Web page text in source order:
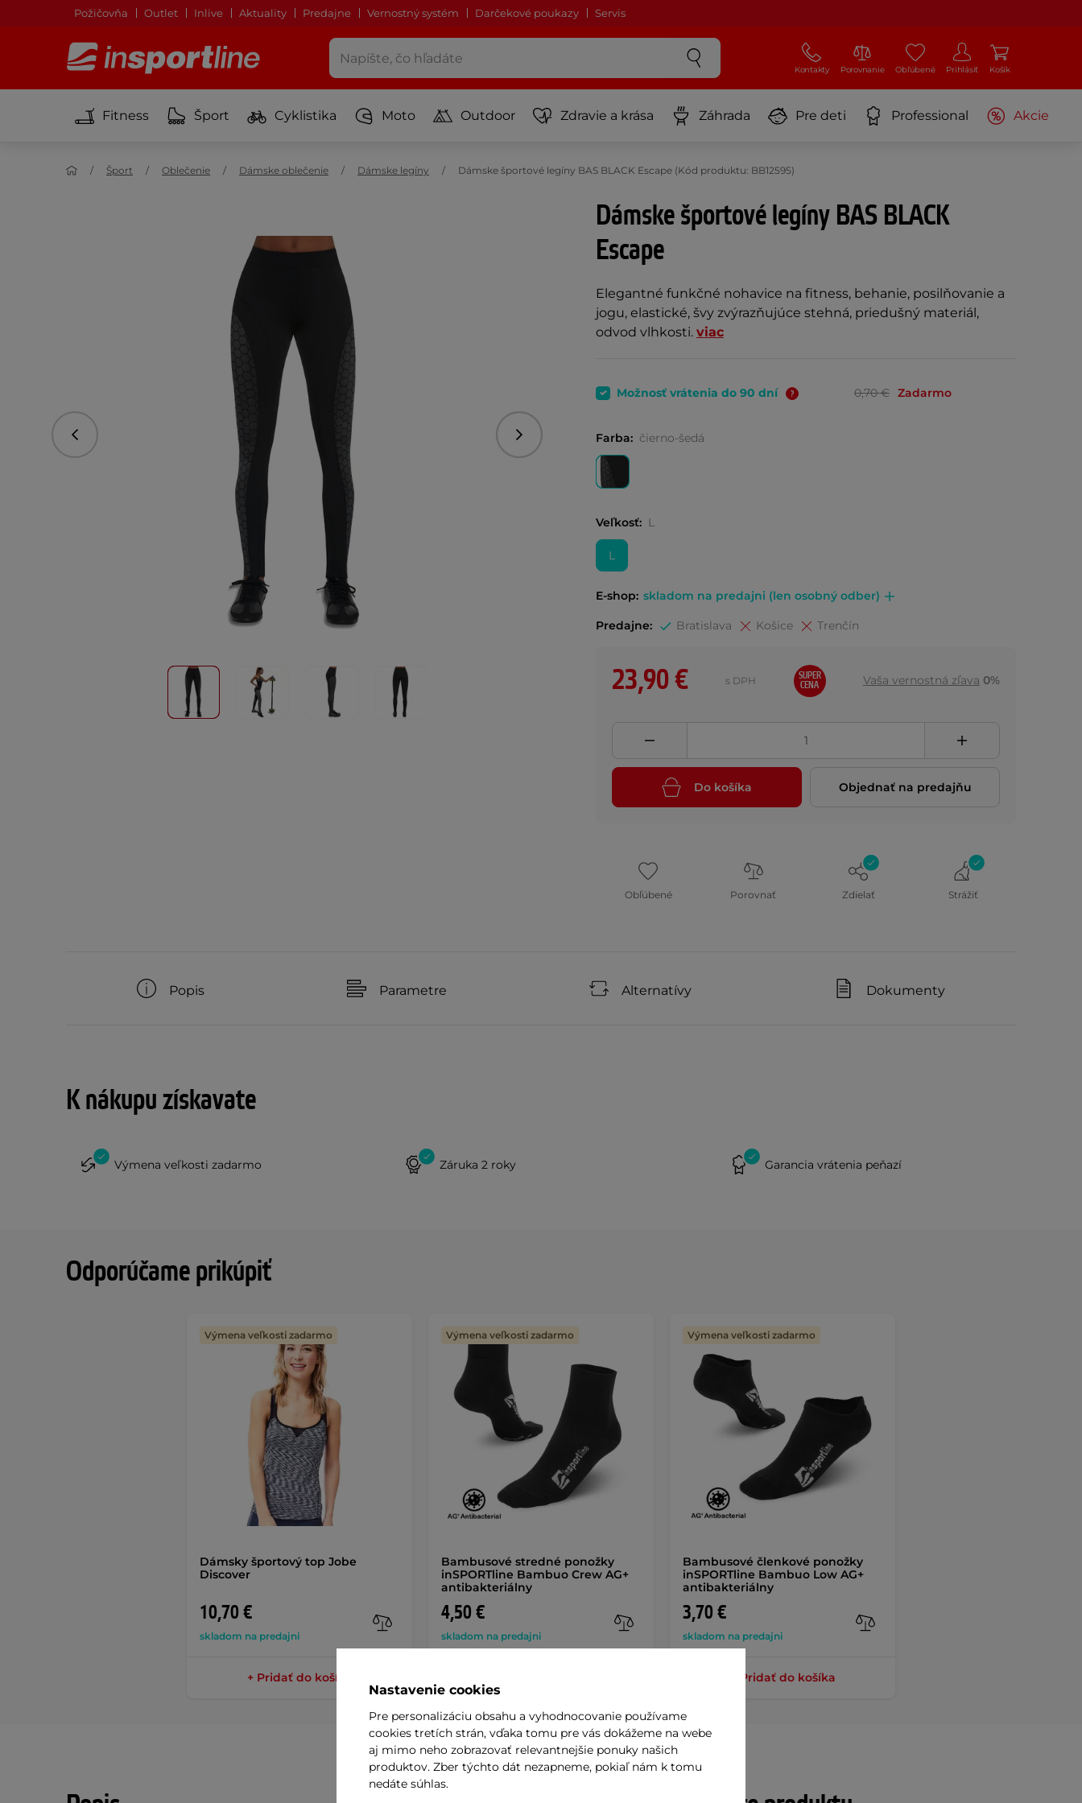
Požičovňa Outlet Inlive Aktuality Predajne Vernostný systém Darčekové poukazy Servis
Kontakty Porovnanie Obľúbené Prihlásiť Košík
Fitness Šport Cyklistika Moto Outdoor Zdravie a krása Záhrada Pre deti Professional Akcie
Šport Oblečenie Dámske oblečenie Dámske legíny Dámske športové legíny BAS BLACK Escape (Kód produktu: BB12595)
Dámske športové legíny BAS BLACK
Escape
Elegantné funkčné nohavice na fitness, behanie, posilňovanie a
jogu, elastické, švy zvýrazňujúce stehná, priedušný materiál,
odvod vlhkosti. viac
Predchádzajúce Nasledujúce
Možnosť vrátenia do 90 dní 0,70 € Zadarmo
Farba: čierno-šedá
Veľkosť: L
L
E-shop: skladom na predajni (len osobný odber)
Predajne: Bratislava Košice Trenčín
23,90 € s DPH
SUPER
CENA
Vaša vernostná zľava 0%
Do košíka Objednať na predajňu
Obľúbené Porovnať Zdielať Strážiť
Popis Parametre Alternatívy Dokumenty
K nákupu získavate
Výmena veľkosti zadarmo Záruka 2 roky Garancia vrátenia peňazí
Odporúčame prikúpiť
Dámsky športový top Jobe
Discover
10,70 €
skladom na predajni
Výmena veľkosti zadarmo
+ Pridať do košíka
Bambusové stredné ponožky
inSPORTline Bambuo Crew AG+
antibakteriálny
4,50 €
skladom na predajni
Výmena veľkosti zadarmo
Bambusové členkové ponožky
inSPORTline Bambuo Low AG+
antibakteriálny
3,70 €
skladom na predajni
Výmena veľkosti zadarmo
+ Pridať do košíka
Nastavenie cookies
Pre personalizáciu obsahu a vyhodnocovanie používame
cookies tretích strán, vďaka tomu pre vás dokážeme na webe
aj mimo neho zobrazovať relevantnejšie ponuky našich
produktov. Zber týchto dát nezapneme, pokiaľ nám k tomu
nedáte súhlas.